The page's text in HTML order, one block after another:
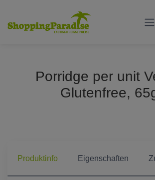
Porridge per unit
Glutenfree,
Produktinfo Eigenschaften